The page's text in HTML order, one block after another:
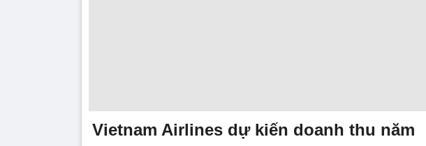
Vietnam Airlines dự kiến doanh thu năm